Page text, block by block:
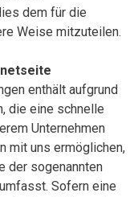
dem für die
Weise mitzuteilen.
enthält aufgrund
die eine schnelle
Unternehmen
mit uns ermöglichen,
der sogenannten
Sofern eine